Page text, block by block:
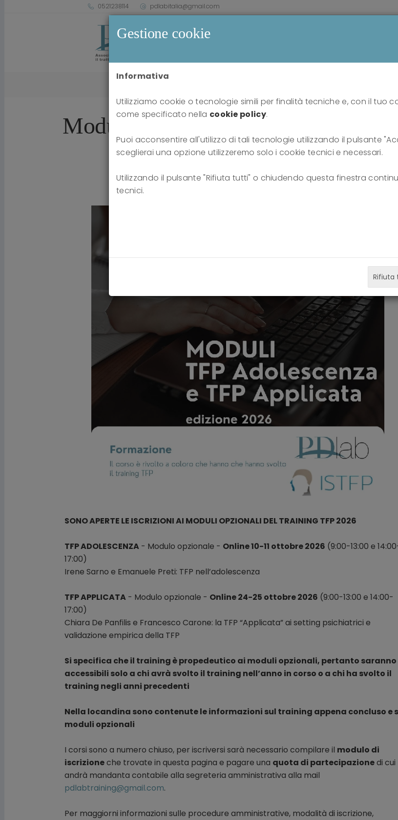
0521238114 pdlabitalia@gmail.com
Moduli opzionali Training TFP
TFP Applicata
06-06-2026
SONO APERTE LE ISCRIZIONI AI MODULI OPZIONALI DEL TRAINING TFP 2026
TFP ADOLESCENZA - Modulo opzionale - Online 10-11 ottobre 2026 (9:00-13:00 e
17:00)
Irene Sarno e Emanuele Preti: TFP nell’adolescenza
TFP APPLICATA - Modulo opzionale - Online 24-25 ottobre 2026 (9:00-13:00 e 14:00-
17:00)
Chiara De Panfilis e Francesco Carone: la TFP “Applicata” ai setting psichiatrici e
validazione empirica della TFP
Si specifica che il training è propedeutico ai moduli opzionali, pertanto saranno
accessibili solo a chi avrà svolto il training nell’anno in corso o a chi ha svolto il
training negli anni precedenti
Nella locandina sono contenute le informazioni sul training appena concluso e
moduli opzionali
I corsi sono a numero chiuso, per iscriversi sarà necessario compilare il modulo di
iscrizioneche trovate in questa pagina e pagare una quota di partecipazionedi cui
andrà mandanta contabile alla segreteria amministrativa alla mail
pdlabtraining@gmail.com.
Per maggiorni informazioni sulle procedure amministrative, modalità di iscrizione,
Gestione cookie
Informativa
Utilizziamo cookie o tecnologie simili per finalità tecniche e, con il tuo
come specificato nella cookie policy.
Puoi acconsentire all'utilizzo di tali tecnologie utilizzando il pulsante
sceglierai una opzione utilizzeremo solo i cookie tecnici e necessari.
Utilizzando il pulsante "Rifiuta tutti" o chiudendo questa finestra
tecnici.
Rifiuta